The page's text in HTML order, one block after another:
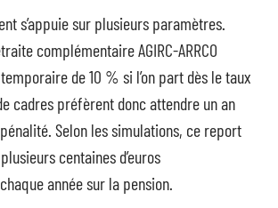
s’appuie sur plusieurs paramètres.
complémentaire AGIRC-ARRCO
de 10 % si l’on part dès le taux
cadres préfèrent donc attendre un an
Selon les simulations, ce report
centaines d’euros
année sur la pension.